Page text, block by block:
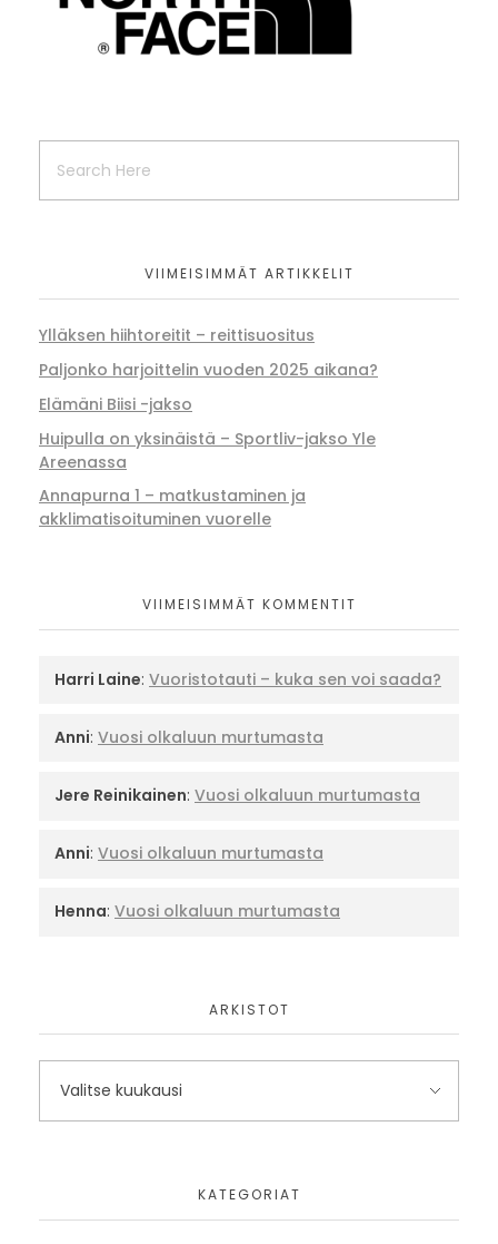
VIIMEISIMMÄT ARTIKKELIT
Ylläksen hiihtoreitit – reittisuositus
Paljonko harjoittelin vuoden 2025 aikana?
Elämäni Biisi -jakso
Huipulla on yksinäistä – Sportliv-jakso Yle
Areenassa
Annapurna 1 – matkustaminen ja
akklimatisoituminen vuorelle
VIIMEISIMMÄT KOMMENTIT
Harri Laine: Vuoristotauti – kuka sen voi saada?
Anni: Vuosi olkaluun murtumasta
Jere Reinikainen: Vuosi olkaluun murtumasta
Anni: Vuosi olkaluun murtumasta
Henna: Vuosi olkaluun murtumasta
ARKISTOT
KATEGORIAT